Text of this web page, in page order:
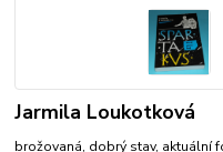
Jarmila Loukotková
brožovaná, dobrý stav, aktuální